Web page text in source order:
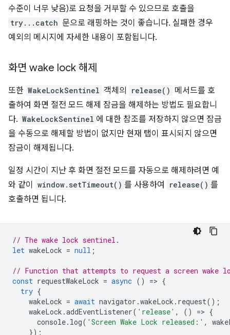
수준이 너무 낮음)로 요청을 거부할 수 있으므로 호출을
try...catch 문으로 래핑하는 것이 좋습니다. 실패한 경우
예외의 메시지에 자세한 내용이 포함됩니다.
화면 wake lock 해제
또한 WakeLockSentinel 객체의 release() 메서드를 호
출하여 화면 절전 모드 해제 잠금을 해제하는 방법도 필요합니
다. WakeLockSentinel 에 대한 참조를 저장하지 않으면 잠금
을 수동으로 해제할 방법이 없지만 현재 탭이 표시되지 않으면
잠금이 해제됩니다.
일정 시간이 지난 후 화면 절전 모드를 자동으로 해제하려면 예
와 같이
window.setTimeout() 를 사용하여 release() 를
호출하면 됩니다.
// The wake lock sentinel.
let wakeLock = null ;
// Function that attempts to request a screen wake
const requestWakeLock = async () => {
try {
wakeLock = await navigator .wakeLock . request();
wakeLock .addEventListener( 'release' , () => {
console. log( 'Screen Wake Lock released:' ,
});